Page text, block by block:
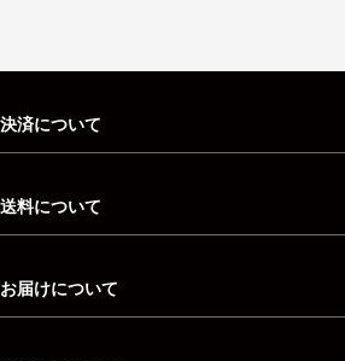
決済について
送料について
お届けについて